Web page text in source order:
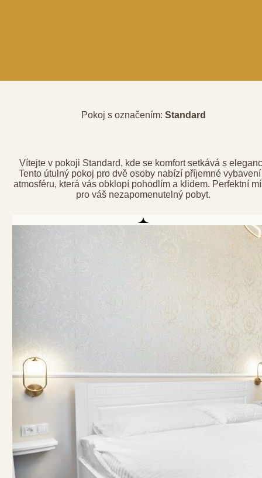
Pokoj s označením: Standard
Vítejte v pokoji Standard, kde se komfort setkává s
Tento útulný pokoj pro dvě osoby nabízí příjemné vybavení
atmosféru, která vás obklopí pohodlím a klidem. Perfektní
pro váš nezapomenutelný pobyt.